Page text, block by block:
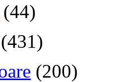
(44)
(431)
(200)